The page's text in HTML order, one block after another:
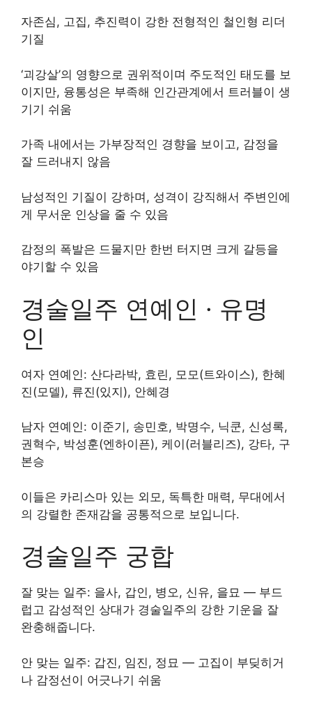
자존심, 고집, 추진력이 강한 전형적인 철인형 리더
기질
‘괴강살’의 영향으로 권위적이며 주도적인 태도를 보
이지만, 융통성은 부족해 인간관계에서 트러블이 생
기기 쉬움
가족 내에서는 가부장적인 경향을 보이고, 감정을
잘 드러내지 않음
남성적인 기질이 강하며, 성격이 강직해서 주변인에
게 무서운 인상을 줄 수 있음
감정의 폭발은 드물지만 한번 터지면 크게 갈등을
야기할 수 있음
경술일주 연예인 · 유명
인
여자 연예인: 산다라박, 효린, 모모(트와이스), 한혜
진(모델), 류진(있지), 안혜경
남자 연예인: 이준기, 송민호, 박명수, 닉쿤, 신성록,
권혁수, 박성훈(엔하이픈), 케이(러블리즈), 강타, 구
본승
이들은 카리스마 있는 외모, 독특한 매력, 무대에서
의 강렬한 존재감을 공통적으로 보입니다.
경술일주 궁합
잘 맞는 일주: 을사, 갑인, 병오, 신유, 을묘 — 부드
럽고 감성적인 상대가 경술일주의 강한 기운을 잘
완충해줍니다.
안 맞는 일주: 갑진, 임진, 정묘 — 고집이 부딪히거
나 감정선이 어긋나기 쉬움